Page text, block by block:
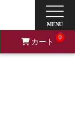
カート
0